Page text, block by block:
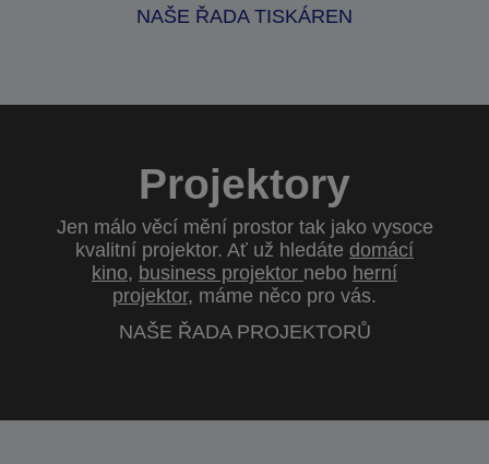
NAŠE ŘADA TISKÁREN
Projektory
Jen málo věcí mění prostor tak jako vysoce
kvalitní projektor. Ať už hledáte domácí
kino, business projektor nebo herní
projektor, máme něco pro vás.
NAŠE ŘADA PROJEKTORŮ